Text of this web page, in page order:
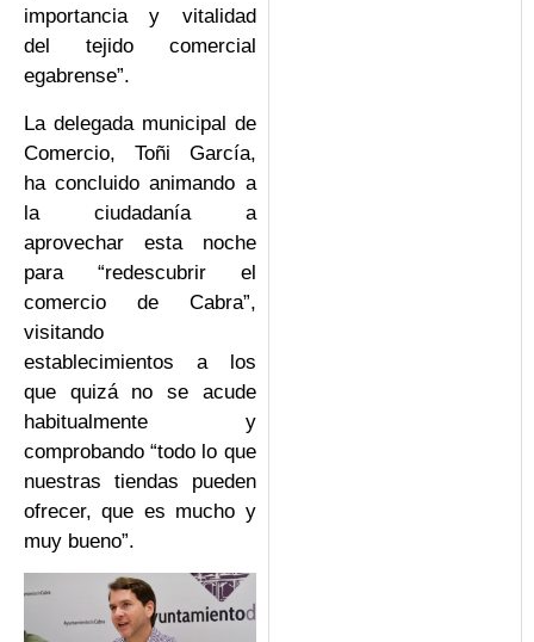
importancia y vitalidad
del tejido comercial
egabrense”.
La delegada municipal de
Comercio, Toñi García,
ha concluido animando a
la ciudadanía a
aprovechar esta noche
para “redescubrir el
comercio de Cabra”,
visitando
establecimientos a los
que quizá no se acude
habitualmente y
comprobando “todo lo que
nuestras tiendas pueden
ofrecer, que es mucho y
muy bueno”.